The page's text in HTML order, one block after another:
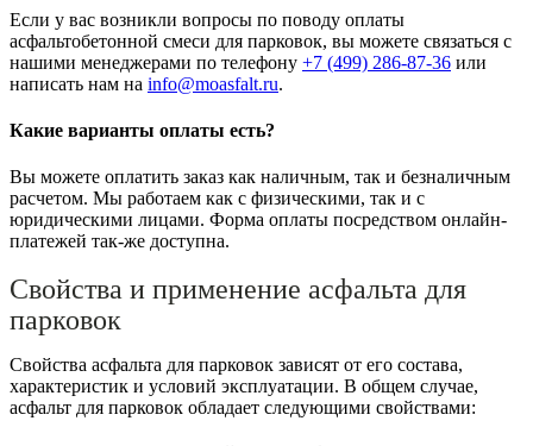
Если у вас возникли вопросы по поводу оплаты
асфальтобетонной смеси для парковок, вы можете связаться с
нашими менеджерами по телефону +7 (499) 286-87-36 или
написать нам на info@moasfalt.ru.
Какие варианты оплаты есть?
Вы можете оплатить заказ как наличным, так и безналичным
расчетом. Мы работаем как с физическими, так и с
юридическими лицами. Форма оплаты посредством онлайн-
платежей так-же доступна.
Свойства и применение асфальта для
парковок
Свойства асфальта для парковок зависят от его состава,
характеристик и условий эксплуатации. В общем случае,
асфальт для парковок обладает следующими свойствами: